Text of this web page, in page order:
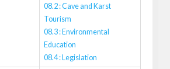
08.2 : Cave and Karst
Tourism
08.3 : Environmental
Education
08.4 : Legislation